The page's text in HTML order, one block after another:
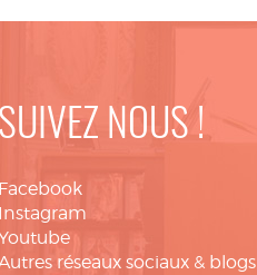
SUIVEZ NOUS !
Facebook
Instagram
réseaux sociaux & blogs